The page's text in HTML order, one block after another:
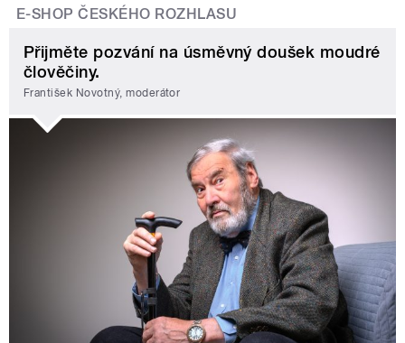
E-SHOP ČESKÉHO ROZHLASU
Přijměte pozvání na úsměvný doušek moudré
člověčiny.
František Novotný, moderátor